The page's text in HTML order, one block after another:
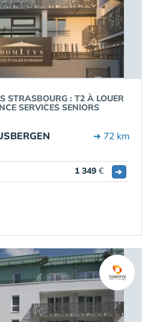
STRASBOURG : T2 À LOUER
SERVICES SENIORS
➔ 72 km
1 349 € ➔